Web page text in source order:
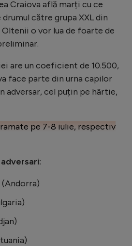
Craiova află marți cu ce
către grupa XXL din
Oltenii o vor lua de foarte de
are un coeficient de 10.500,
face parte din urna capilor
adversar, cel puțin pe hârtie,
pe 7-8 iulie, respectiv
(Andorra)